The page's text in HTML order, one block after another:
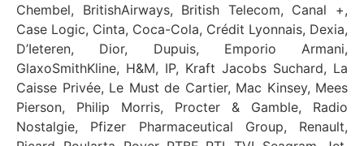
Chembel, BritishAirways, British Telecom, Canal +,
Case Logic, Cinta, Coca-Cola, Crédit Lyonnais, Dexia,
D’Ieteren, Dior, Dupuis, Emporio Armani,
GlaxoSmithKline, H&M, IP, Kraft Jacobs Suchard, La
Caisse Privée, Le Must de Cartier, Mac Kinsey, Mees
Pierson, Philip Morris, Procter & Gamble, Radio
Nostalgie, Pfizer Pharmaceutical Group, Renault,